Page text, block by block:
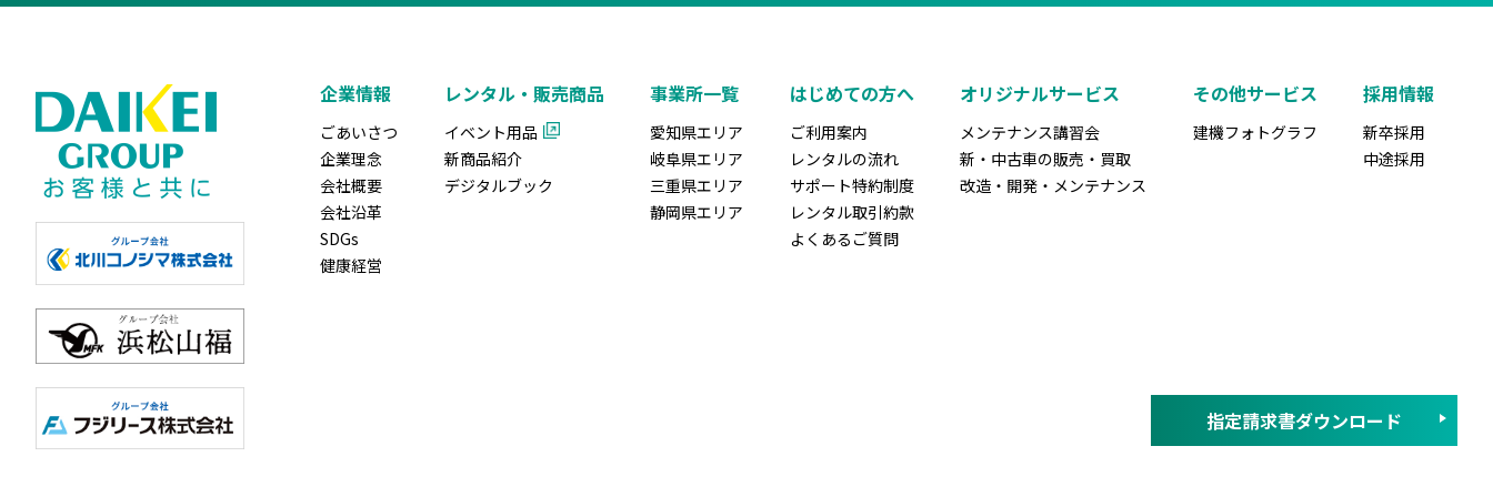
企業情報
ごあいさつ
企業理念
会社概要
会社沿革
SDGs
健康経営
レンタル・販売商品
イベント用品
新商品紹介
デジタルブック
事業所一覧
愛知県エリア
岐阜県エリア
三重県エリア
静岡県エリア
はじめての方へ
ご利用案内
レンタルの流れ
サポート特約制度
レンタル取引約款
よくあるご質問
オリジナルサービス
メンテナンス講習会
新・中古車の販売・買取
改造・開発・メンテナンス
その他サービス
建機フォトグラフ
採用情報
新卒採用
中途採用
指定請求書ダウンロード